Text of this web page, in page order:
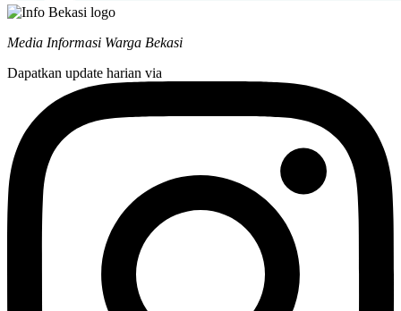
Media Informasi Warga Bekasi
Dapatkan update harian via